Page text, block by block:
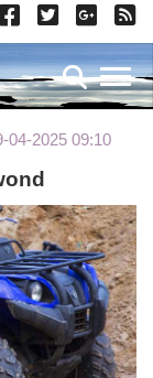
04-2025 09:10